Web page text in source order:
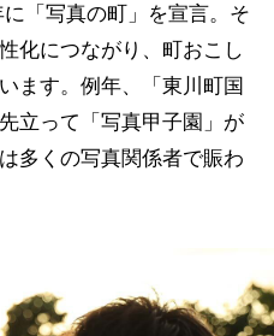
「写真の町」を宣言。そ
化につながり、町おこし
ます。例年、「東川町国
立って「写真甲子園」が
多くの写真関係者で賑わ